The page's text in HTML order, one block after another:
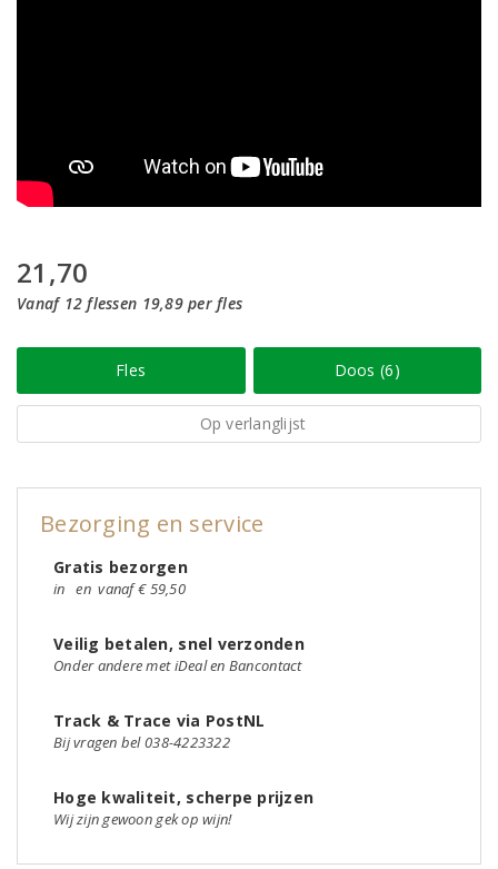
21,70
Vanaf 12 flessen 19,89 per fles
Fles Doos (6)
Op verlanglijst
Bezorging en service
Gratis bezorgen
in en vanaf € 59,50
Veilig betalen, snel verzonden
Onder andere met iDeal en Bancontact
Track & Trace via PostNL
Bij vragen bel 038-4223322
Hoge kwaliteit, scherpe prijzen
Wij zijn gewoon gek op wijn!